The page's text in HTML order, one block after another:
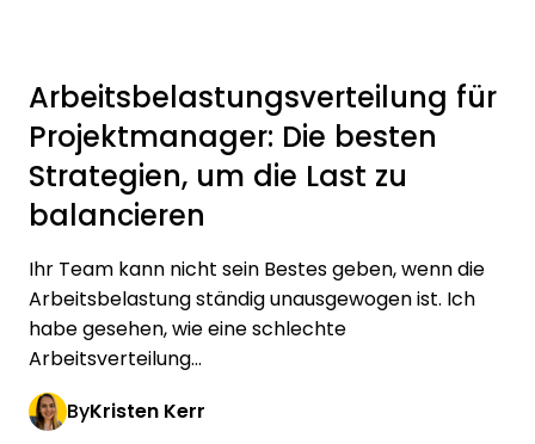
Arbeitsbelastungsverteilung für
Projektmanager: Die besten
Strategien, um die Last zu
balancieren
Ihr Team kann nicht sein Bestes geben, wenn die
Arbeitsbelastung ständig unausgewogen ist. Ich
habe gesehen, wie eine schlechte
Arbeitsverteilung...
ByKristen Kerr